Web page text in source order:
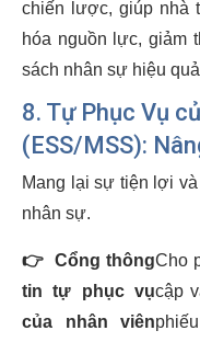
chiến lược, giúp nhà
hóa nguồn lực, giảm
sách nhân sự hiệu
8. Tự Phục Vụ
(ESS/MSS):
Mang lại sự tiện lợi
nhân sự.
👉 Cổng thông
tin tự phục vụ
của nhân viên
Cho
cập